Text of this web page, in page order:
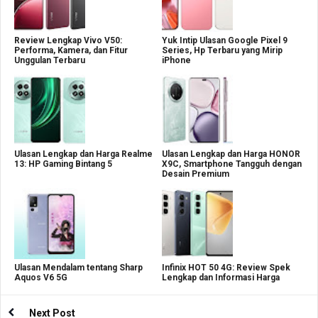
Review Lengkap Vivo V50:
Performa, Kamera, dan Fitur
Unggulan Terbaru
Yuk Intip Ulasan Google Pixel 9
Series, Hp Terbaru yang Mirip
iPhone
Ulasan Lengkap dan Harga Realme
13: HP Gaming Bintang 5
Ulasan Lengkap dan Harga HONOR
X9C, Smartphone Tangguh dengan
Desain Premium
Ulasan Mendalam tentang Sharp
Aquos V6 5G
Infinix HOT 50 4G: Review Spek
Lengkap dan Informasi Harga
Next Post